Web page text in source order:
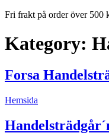
Fri frakt på order över 500
Kategory:
Forsa
Hemsida